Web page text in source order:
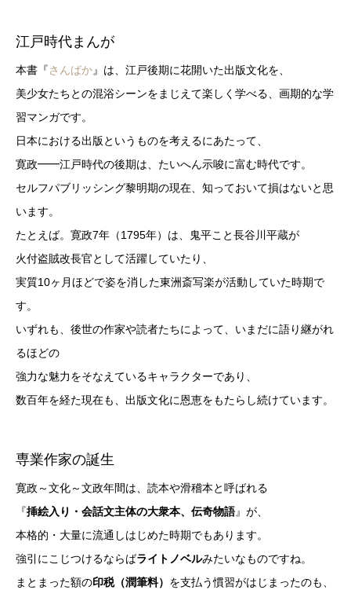
江戸時代まんが
本書『さんばか』は、江戸後期に花開いた出版文化を、
美少女たちとの混浴シーンをまじえて楽しく学べる、画期的な学
習マンガです。
日本における出版というものを考えるにあたって、
寛政━━江戸時代の後期は、たいへん示唆に富む時代です。
セルフパブリッシング黎明期の現在、知っておいて損はないと思
います。
たとえば。寛政7年（1795年）は、鬼平こと長谷川平蔵が
火付盗賊改長官として活躍していたり、
実質10ヶ月ほどで姿を消した東洲斎写楽が活動していた時期で
す。
いずれも、後世の作家や読者たちによって、いまだに語り継がれ
るほどの
強力な魅力をそなえているキャラクターであり、
数百年を経た現在も、出版文化に恩恵をもたらし続けています。
専業作家の誕生
寛政～文化～文政年間は、読本や滑稽本と呼ばれる
『挿絵入り・会話文主体の大衆本、伝奇物語』が、
本格的・大量に流通しはじめた時期でもあります。
強引にこじつけるならばライトノベルみたいなものですね。
まとまった額の印税（潤筆料） を支払う慣習がはじまったのも、